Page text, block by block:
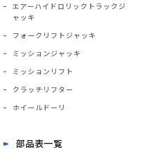
エアーハイドロリックトラックジ
ャッキ
フォークリフトジャッキ
ミッションジャッキ
ミッションリフト
クラッチリフター
ホイールドーリ
部品表一覧